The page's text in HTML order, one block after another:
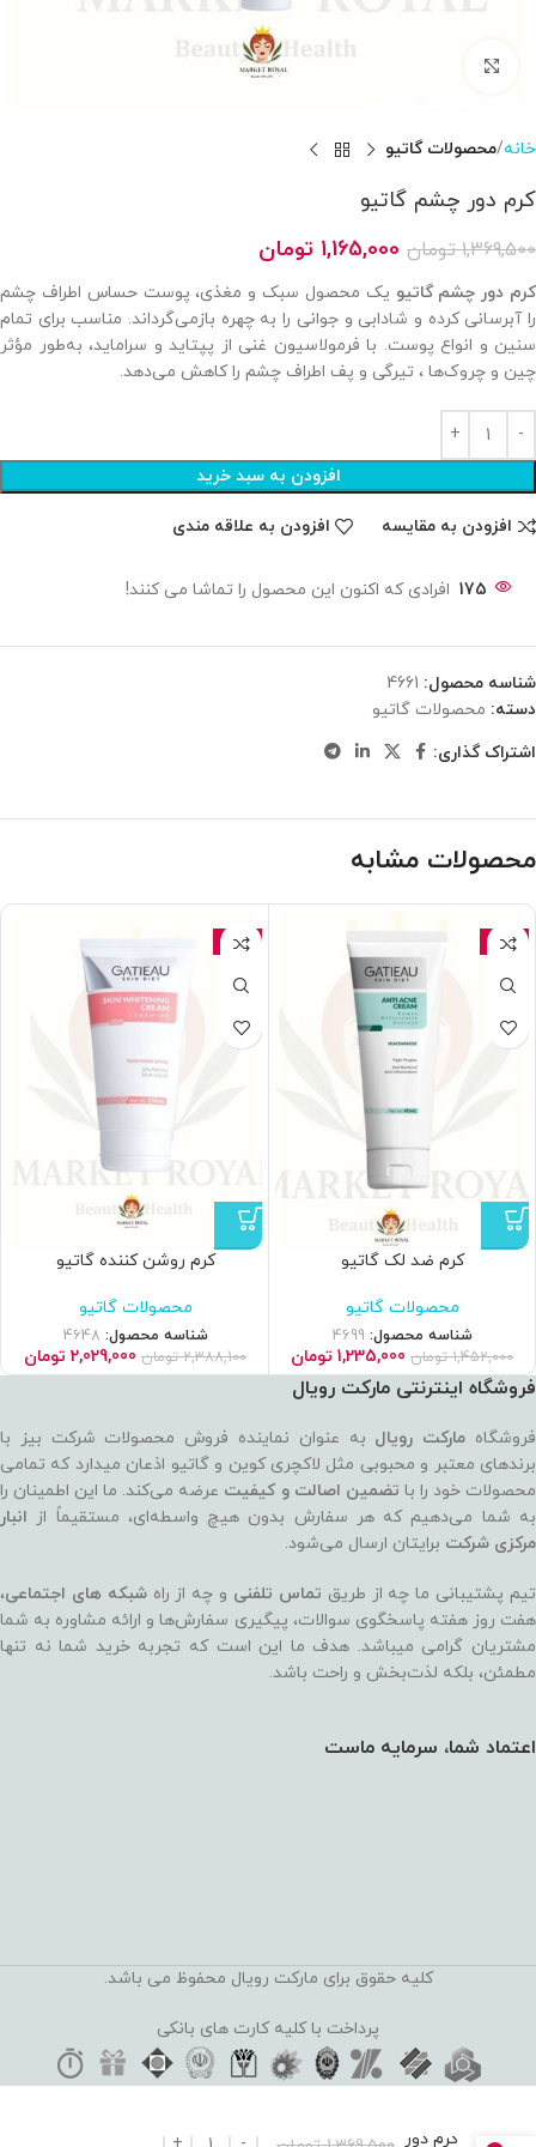
خانه محصولات گاتیو
کرم دور چشم گاتیو
1,369,500 تومان 1,165,000 تومان
کرم دور چشم گاتیو یک محصول سبک و مغذی، پوست حساس اطراف چشم
را آبرسانی کرده و شادابی و جوانی را به چهره بازمی‌گرداند. مناسب برای تمام
سنین و انواع پوست. با فرمولاسیون غنی از پپتاید و سراماید، به‌طور مؤثر
چین‌ و چروک‌ها ، تیرگی و پف اطراف چشم را کاهش می‌دهد.
افزودن به سبد خرید
افزودن به مقایسه افزودن به علاقه مندی
175 افرادی که اکنون این محصول را تماشا می کنند!
شناسه محصول: 4661
دسته: محصولات گاتیو
اشتراک گذاری:
محصولات مشابه
-15%
کرم ضد لک گاتیو
محصولات گاتیو
شناسه محصول: 4699
1,452,000 تومان 1,235,000 تومان
-15%
كرم روشن كننده گاتیو
محصولات گاتیو
شناسه محصول: 4648
2,388,100 تومان 2,029,000 تومان
فروشگاه اینترنتی مارکت رویال
فروشگاه مارکت رویال به عنوان نماینده فروش محصولات شرکت بیز با
برندهای معتبر و محبوبی مثل لاکچری کوین و گاتیو اذعان میدارد که تمامی
محصولات خود را با تضمین اصالت و کیفیت عرضه می‌کند. ما این اطمینان را
به شما می‌دهیم که هر سفارش بدون هیچ واسطه‌ای، مستقیماً از انبار
مرکزی شرکت برایتان ارسال می‌شود.
تیم پشتیبانی ما چه از طریق تماس تلفنی و چه از راهشبکه های اجتماعی،
هفت روز هفته پاسخگوی سوالات، پیگیری سفارش‌ها و ارائه مشاوره به شما
مشتریان گرامی میباشد. هدف ما این است که تجربه خرید شما نه‌ تنها
مطمئن، بلکه لذت‌بخش و راحت باشد.
اعتماد شما، سرمایه ماست
کلیه حقوق برای مارکت رویال محفوظ می باشد.
پرداخت با کلیه کارت های بانکی
کرم دور